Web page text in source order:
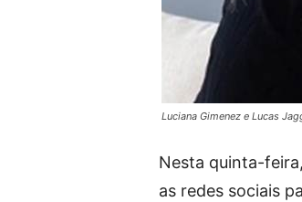
Luciana Gimenez e Lucas
Nesta quinta-
as redes sociais